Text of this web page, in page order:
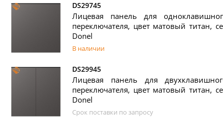
DS29745
Лицевая панель для
переключателя, цвет матовый титан,
Donel
В наличии
DS29945
Лицевая панель для
переключателя, цвет матовый титан,
Donel
Срок поставки по запросу